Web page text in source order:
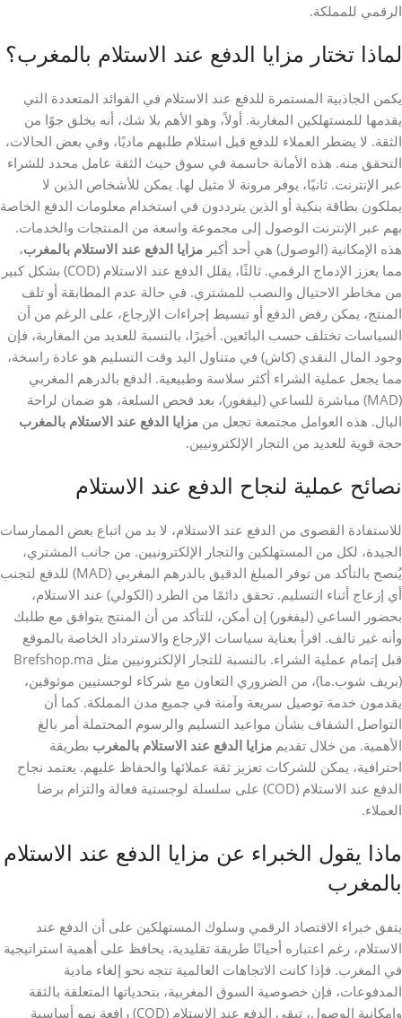
الرقمي للمملكة.
لماذا تختار مزايا الدفع عند الاستلام بالمغرب؟
يكمن الجاذبية المستمرة للدفع عند الاستلام في الفوائد المتعددة التي
يقدمها للمستهلكين المغاربة. أولاً، وهو الأهم بلا شك، أنه يخلق جوًا من
الثقة. لا يضطر العملاء للدفع قبل استلام طلبهم ماديًا، وفي بعض الحالات،
التحقق منه. هذه الأمانة حاسمة في سوق حيث الثقة عامل محدد للشراء
عبر الإنترنت. ثانيًا، يوفر مرونة لا مثيل لها. يمكن للأشخاص الذين لا
يملكون بطاقة بنكية أو الذين يترددون في استخدام معلومات الدفع الخاصة
بهم عبر الإنترنت الوصول إلى مجموعة واسعة من المنتجات والخدمات.
هذه الإمكانية (الوصول) هي أحد أكبر مزايا الدفع عند الاستلام بالمغرب،
مما يعزز الإدماج الرقمي. ثالثًا، يقلل الدفع عند الاستلام (COD) بشكل كبير
من مخاطر الاحتيال والنصب للمشتري. في حالة عدم المطابقة أو تلف
المنتج، يمكن رفض الدفع أو تبسيط إجراءات الإرجاع، على الرغم من أن
السياسات تختلف حسب البائعين. أخيرًا، بالنسبة للعديد من المغاربة، فإن
وجود المال النقدي (كاش) في متناول اليد وقت التسليم هو عادة راسخة،
مما يجعل عملية الشراء أكثر سلاسة وطبيعية. الدفع بالدرهم المغربي
(MAD) مباشرة للساعي (ليفغور)، بعد فحص السلعة، هو ضمان لراحة
البال. هذه العوامل مجتمعة تجعل من مزايا الدفع عند الاستلام بالمغرب
حجة قوية للعديد من التجار الإلكترونيين.
نصائح عملية لنجاح الدفع عند الاستلام
للاستفادة القصوى من الدفع عند الاستلام، لا بد من اتباع بعض الممارسات
الجيدة، لكل من المستهلكين والتجار الإلكترونيين. من جانب المشتري،
يُنصح بالتأكد من توفر المبلغ الدقيق بالدرهم المغربي (MAD) للدفع لتجنب
أي إزعاج أثناء التسليم. تحقق دائمًا من الطرد (الكولي) عند الاستلام،
بحضور الساعي (ليفغور) إن أمكن، للتأكد من أن المنتج يتوافق مع طلبك
وأنه غير تالف. اقرأ بعناية سياسات الإرجاع والاسترداد الخاصة بالموقع
قبل إتمام عملية الشراء. بالنسبة للتجار الإلكترونيين مثل Brefshop.ma
(بريف شوب.ما)، من الضروري التعاون مع شركاء لوجستيين موثوقين،
يقدمون خدمة توصيل سريعة وآمنة في جميع مدن المملكة. كما أن
التواصل الشفاف بشأن مواعيد التسليم والرسوم المحتملة أمر بالغ
الأهمية. من خلال تقديم مزايا الدفع عند الاستلام بالمغرب بطريقة
احترافية، يمكن للشركات تعزيز ثقة عملائها والحفاظ عليهم. يعتمد نجاح
الدفع عند الاستلام (COD) على سلسلة لوجستية فعالة والتزام برضا
العملاء.
ماذا يقول الخبراء عن مزايا الدفع عند الاستلام
بالمغرب
يتفق خبراء الاقتصاد الرقمي وسلوك المستهلكين على أن الدفع عند
الاستلام، رغم اعتباره أحيانًا طريقة تقليدية، يحافظ على أهمية استراتيجية
في المغرب. فإذا كانت الاتجاهات العالمية تتجه نحو إلغاء مادية
المدفوعات، فإن خصوصية السوق المغربية، بتحدياتها المتعلقة بالثقة
وإمكانية الوصول، تبقي الدفع عند الاستلام (COD) رافعة نمو أساسية